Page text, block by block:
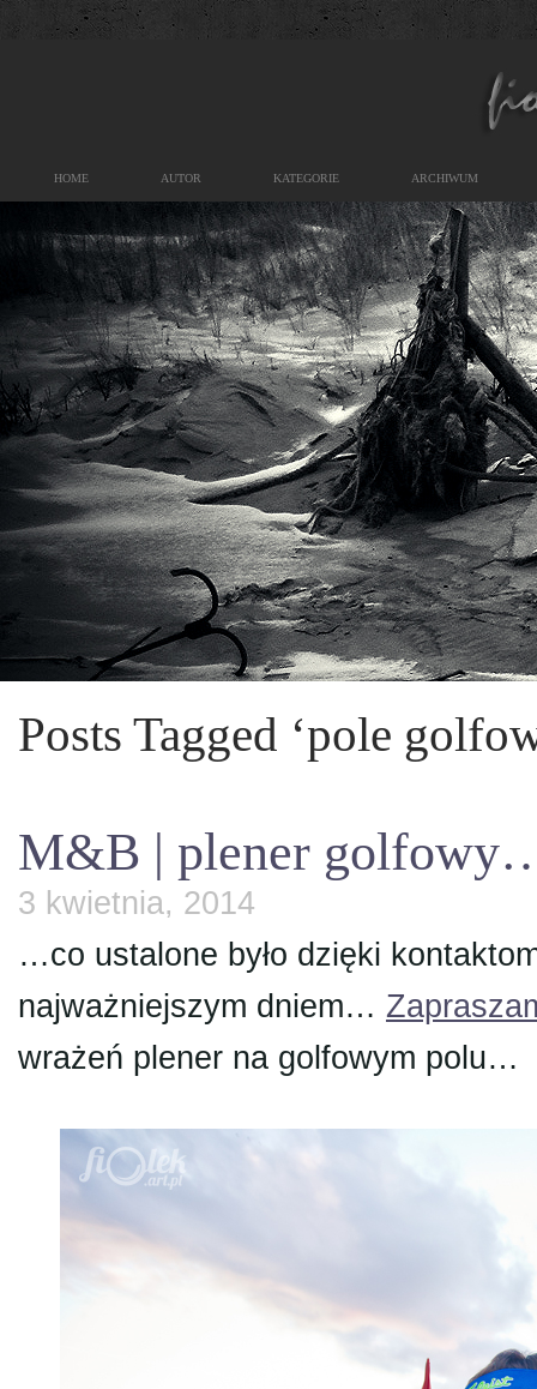
HOME AUTOR KATEGORIE ARCHIWUM
Posts Tagged ‘pole
M&B | plener
3 kwietnia, 2014
…co ustalone było dzięki
najważniejszym dniem…
wrażeń plener na golfowym polu…